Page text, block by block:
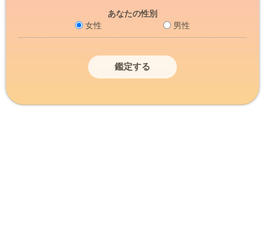
あなたの性別
女性
男性